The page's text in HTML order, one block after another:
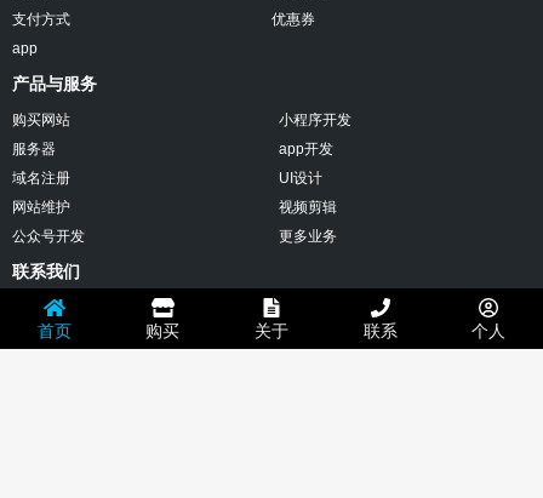
站
建
网
设
计
网
制
作
网
站
支付方式
优惠券
app
产品与服务
购买网站
服务器
域名注册
网站维护
公众号开发
小程序开发
app开发
UI设计
视频剪辑
更多业务
联系我们
微信：muxinsys
邮箱：632035276@qq.com
首页 购买 关于 联系 个人